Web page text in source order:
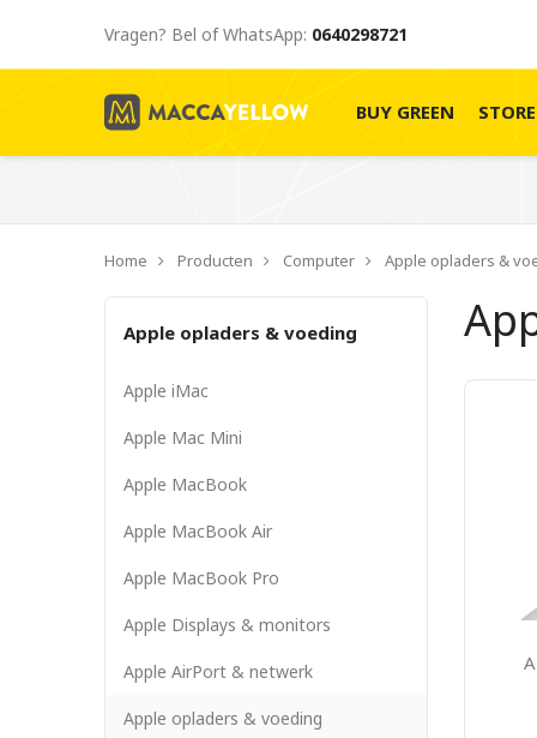
Vragen? Bel of WhatsApp: 0640298721
BUY GREEN
Home Producten Computer Apple opladers &
Apple opladers & voeding
Apple iMac
Apple Mac Mini
Apple MacBook
Apple MacBook Air
Apple MacBook Pro
Apple Displays & monitors
Apple AirPort & netwerk
Apple opladers & voeding